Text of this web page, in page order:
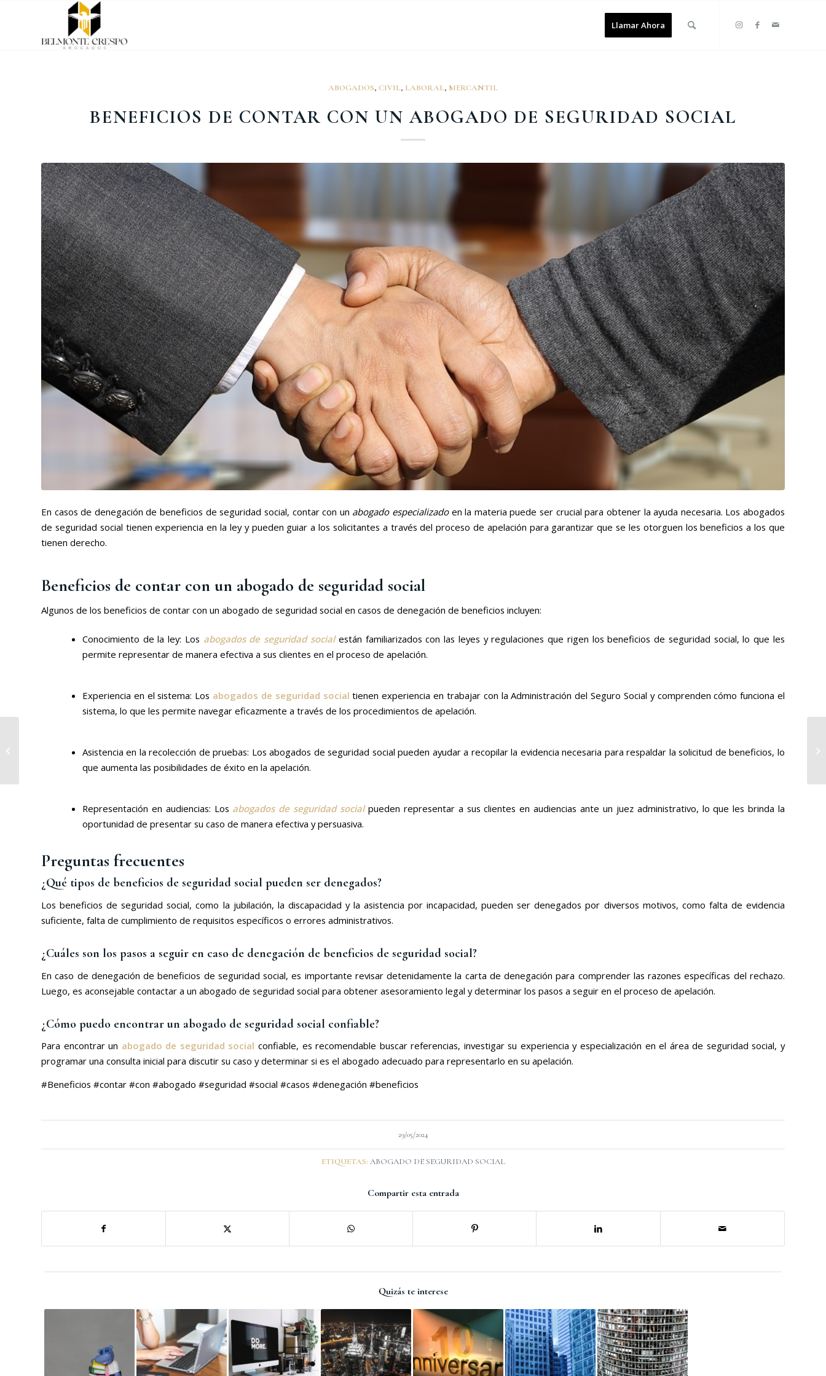
Llamar Ahora
ABOGADOS, CIVIL, LABORAL, MERCANTIL
BENEFICIOS DE CONTAR CON UN ABOGADO DE SEGURIDAD SOCIAL
En casos de denegación de beneficios de seguridad social, contar con un abogado especializadoen la materia puede ser crucial para obtener la ayuda necesaria. Los abogados
de seguridad social tienen experiencia en la ley y pueden guiar a los solicitantes a través del proceso de apelación para garantizar que se les otorguen los beneficios a los que
tienen derecho.
Beneficios de contar con un abogado de seguridad social
Algunos de los beneficios de contar con un abogado de seguridad social en casos de denegación de beneficios incluyen:
Conocimiento de la ley: Los abogados de seguridad socialestán familiarizados con las leyes y regulaciones que rigen los beneficios de seguridad social, lo que les
permite representar de manera efectiva a sus clientes en el proceso de apelación.
Experiencia en el sistema: Los abogados de seguridad social tienen experiencia en trabajar con la Administración del Seguro Social y comprenden cómo funciona el
sistema, lo que les permite navegar eficazmente a través de los procedimientos de apelación.
Asistencia en la recolección de pruebas: Los abogados de seguridad social pueden ayudar a recopilar la evidencia necesaria para respaldar la solicitud de beneficios, lo
que aumenta las posibilidades de éxito en la apelación.
Representación en audiencias: Los abogados de seguridad socialpueden representar a sus clientes en audiencias ante un juez administrativo, lo que les brinda la
oportunidad de presentar su caso de manera efectiva y persuasiva.
Preguntas frecuentes
¿Qué tipos de beneficios de seguridad social pueden ser denegados?
Los beneficios de seguridad social, como la jubilación, la discapacidad y la asistencia por incapacidad, pueden ser denegados por diversos motivos, como falta de evidencia
suficiente, falta de cumplimiento de requisitos específicos o errores administrativos.
¿Cuáles son los pasos a seguir en caso de denegación de beneficios de seguridad social?
En caso de denegación de beneficios de seguridad social, es importante revisar detenidamente la carta de denegación para comprender las razones específicas del rechazo.
Luego, es aconsejable contactar a un abogado de seguridad social para obtener asesoramiento legal y determinar los pasos a seguir en el proceso de apelación.
¿Cómo puedo encontrar un abogado de seguridad social confiable?
Para encontrar un abogado de seguridad social confiable, es recomendable buscar referencias, investigar su experiencia y especialización en el área de seguridad social, y
programar una consulta inicial para discutir su caso y determinar si es el abogado adecuado para representarlo en su apelación.
#Beneficios #contar #con #abogado #seguridad #social #casos #denegación #beneficios
29/05/2024
ETIQUETAS: ABOGADO DE SEGURIDAD SOCIAL
Compartir esta entrada
Quizás te interese
funciones del